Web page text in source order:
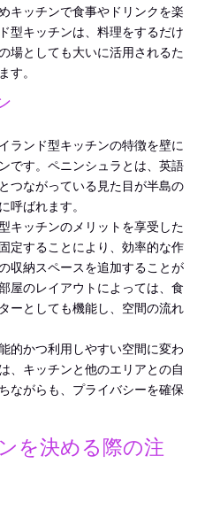
キッチンで食事やドリンクを楽
型キッチンは、料理をするだけ
場としても大いに活用されるた
す。
ランド型キッチンの特徴を壁に
です。ペニンシュラとは、英語
つながっている見た目が半島の
呼ばれます。
キッチンのメリットを享受した
定することにより、効率的な作
収納スペースを追加することが
屋のレイアウトによっては、食
ーとしても機能し、空間の流れ
的かつ利用しやすい空間に変わ
、キッチンと他のエリアとの自
ながらも、プライバシーを確保
を決める際の注